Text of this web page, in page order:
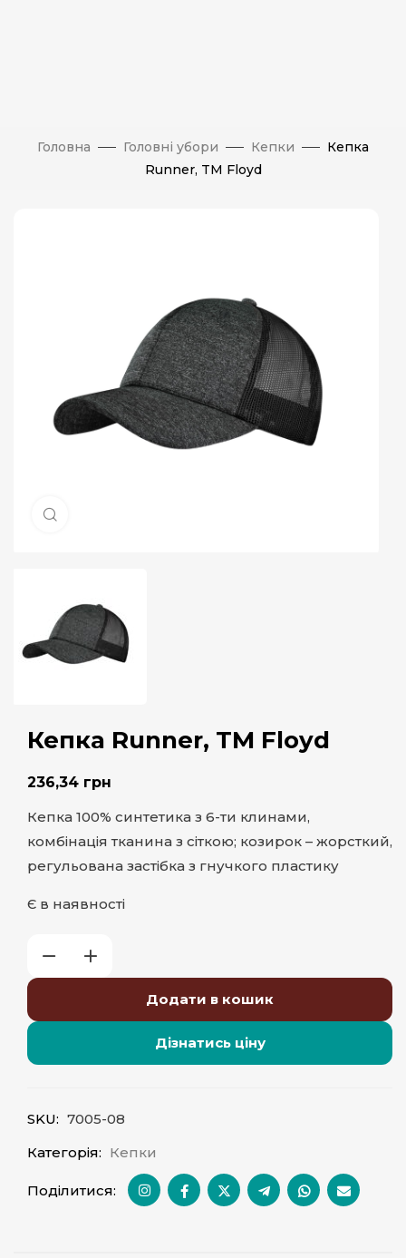
Головна Головні убори Кепки
Кепка
Runner, TM Floyd
Кепка Runner, TM Floyd
236,34 грн
Кепка 100% синтетика з 6-ти клинами,
комбінація тканина з сіткою; козирок – жорсткий,
регульована застібка з гнучкого пластику
Є в наявності
Додати в кошик
Дізнатись ціну
SKU: 7005-08
Категорія: Кепки
Поділитися: